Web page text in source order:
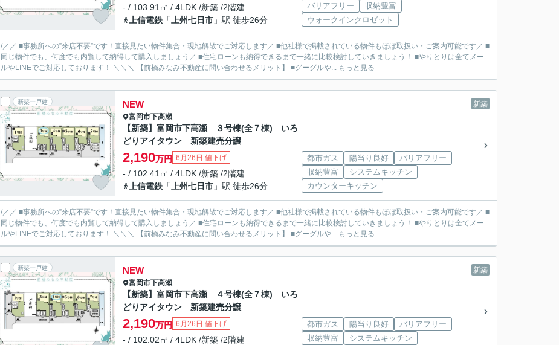
- / 103.91㎡ / 4LDK /新築 /2階建
上信電鉄 「 上州七日市 」駅 徒歩26分
バリアフリー
収納豊富
ウォークインクロゼット
/／／ ■事務所への”来店不要”です！直接見たい物件集合・現地解散でご対応します／ ■他社様で掲載されている物件もほぼ取扱い・ご案内可能です／ ■
同じ物件でも、何度でも内覧して納得して購入しましょう／ ■住宅ローンも納得できるまで一緒に比較検討していきましょう！ ■やりとりは全てメー
ルやLINEでご対応しております！ ＼＼＼ 【前橋みなみ不動産に問い合わせるメリット】 ■グーグルや... もっと見る
新築一戸建 新築
NEW
富岡市下高瀬
【新築】富岡市下高瀬 ３号棟(全７棟) いろ
どりアイタウン 新築建売分譲
2,190万円 6月26日 値下げ
- / 102.41㎡ / 4LDK /新築 /2階建
上信電鉄 「 上州七日市 」駅 徒歩26分
都市ガス 陽当り良好
バリアフリー
収納豊富
システムキッチン
カウンターキッチン
/／／ ■事務所への”来店不要”です！直接見たい物件集合・現地解散でご対応します／ ■他社様で掲載されている物件もほぼ取扱い・ご案内可能です／ ■
同じ物件でも、何度でも内覧して納得して購入しましょう／ ■住宅ローンも納得できるまで一緒に比較検討していきましょう！ ■やりとりは全てメー
ルやLINEでご対応しております！ ＼＼＼ 【前橋みなみ不動産に問い合わせるメリット】 ■グーグルや... もっと見る
新築一戸建 新築
NEW
富岡市下高瀬
【新築】富岡市下高瀬 ４号棟(全７棟) いろ
どりアイタウン 新築建売分譲
2,190万円 6月26日 値下げ
- / 102.02㎡ / 4LDK /新築 /2階建
都市ガス 陽当り良好
バリアフリー
収納豊富
システムキッチン